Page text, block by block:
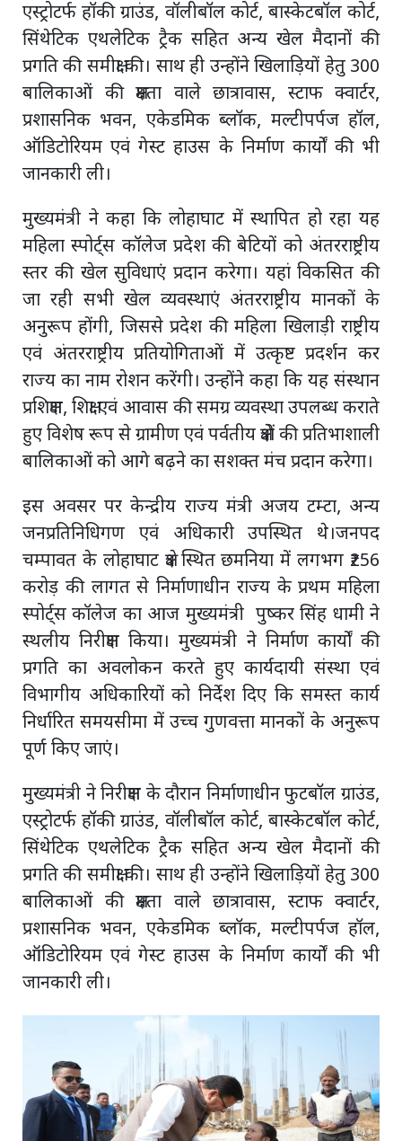
एस्ट्रोटर्फ हॉकी ग्राउंड, वॉलीबॉल कोर्ट, बास्केटबॉल कोर्ट,
सिंथेटिक एथलेटिक ट्रैक सहित अन्य खेल मैदानों की
प्रगति की समीक्षा की। साथ ही उन्होंने खिलाड़ियों हेतु 300
बालिकाओं की क्षमता वाले छात्रावास, स्टाफ क्वार्टर,
प्रशासनिक भवन, एकेडमिक ब्लॉक, मल्टीपर्पज हॉल,
ऑडिटोरियम एवं गेस्ट हाउस के निर्माण कार्यों की भी
जानकारी ली।
मुख्यमंत्री ने कहा कि लोहाघाट में स्थापित हो रहा यह
महिला स्पोर्ट्स कॉलेज प्रदेश की बेटियों को अंतरराष्ट्रीय
स्तर की खेल सुविधाएं प्रदान करेगा। यहां विकसित की
जा रही सभी खेल व्यवस्थाएं अंतरराष्ट्रीय मानकों के
अनुरूप होंगी, जिससे प्रदेश की महिला खिलाड़ी राष्ट्रीय
एवं अंतरराष्ट्रीय प्रतियोगिताओं में उत्कृष्ट प्रदर्शन कर
राज्य का नाम रोशन करेंगी। उन्होंने कहा कि यह संस्थान
प्रशिक्षण, शिक्षा एवं आवास की समग्र व्यवस्था उपलब्ध कराते
हुए विशेष रूप से ग्रामीण एवं पर्वतीय क्षेत्रों की प्रतिभाशाली
बालिकाओं को आगे बढ़ने का सशक्त मंच प्रदान करेगा।
इस अवसर पर केन्द्रीय राज्य मंत्री अजय टम्टा, अन्य
जनप्रतिनिधिगण एवं अधिकारी उपस्थित थे।जनपद
चम्पावत के लोहाघाट क्षेत्र स्थित छमनिया में लगभग ₹256
करोड़ की लागत से निर्माणाधीन राज्य के प्रथम महिला
स्पोर्ट्स कॉलेज का आज मुख्यमंत्री पुष्कर सिंह धामी ने
स्थलीय निरीक्षण किया। मुख्यमंत्री ने निर्माण कार्यों की
प्रगति का अवलोकन करते हुए कार्यदायी संस्था एवं
विभागीय अधिकारियों को निर्देश दिए कि समस्त कार्य
निर्धारित समयसीमा में उच्च गुणवत्ता मानकों के अनुरूप
पूर्ण किए जाएं।
मुख्यमंत्री ने निरीक्षण के दौरान निर्माणाधीन फुटबॉल ग्राउंड,
एस्ट्रोटर्फ हॉकी ग्राउंड, वॉलीबॉल कोर्ट, बास्केटबॉल कोर्ट,
सिंथेटिक एथलेटिक ट्रैक सहित अन्य खेल मैदानों की
प्रगति की समीक्षा की। साथ ही उन्होंने खिलाड़ियों हेतु 300
बालिकाओं की क्षमता वाले छात्रावास, स्टाफ क्वार्टर,
प्रशासनिक भवन, एकेडमिक ब्लॉक, मल्टीपर्पज हॉल,
ऑडिटोरियम एवं गेस्ट हाउस के निर्माण कार्यों की भी
जानकारी ली।